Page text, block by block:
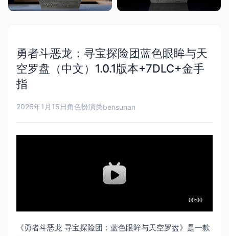
勇者斗恶龙：寻宝探险团蓝色眼眸与天
空罗盘（中文）1.0.1版本+7DLC+金手
指
2026年1月15日角色扮演类bensunan
《勇者斗恶龙 寻宝探险团：蓝色眼眸与天空罗盘》是一款